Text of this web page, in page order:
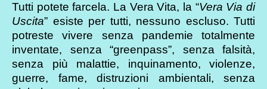
Tutti potete farcela. La Vera Vita, la “Vera Via di
Uscita” esiste per tutti, nessuno escluso. Tutti
potreste vivere senza pandemie totalmente
inventate, senza “greenpass”, senza falsità,
senza più malattie, inquinamento, violenze,
guerre, fame, distruzioni ambientali, senza